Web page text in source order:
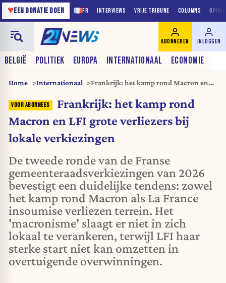
FR INTERVIEWS VRIJE TRIBUNE COLUMNS
♥EEN DONATIE DOEN
BELGIË POLITIEK EUROPA INTERNATIONAAL ECONOMIE
ABONNEREN INLOGGEN
Home Internationaal
Frankrijk: het kamp rond Macron en
verkiezingen
Frankrijk: het kamp rond
Macron en LFI grote verliezers bij
lokale verkiezingen
De tweede ronde van de Franse
gemeenteraadsverkiezingen van 2026
bevestigt een duidelijke tendens: zowel
het kamp rond Macron als La France
insoumise verliezen terrein. Het
'macronisme' slaagt er niet in zich
lokaal te verankeren, terwijl LFI haar
sterke start niet kan omzetten in
overtuigende overwinningen.